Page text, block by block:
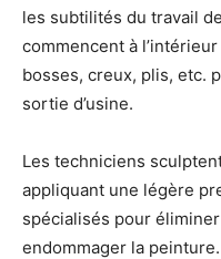
les subtilités du travail
commencent à
bosses, creux, plis, etc.
sortie d’usine.
Les techniciens
appliquant une légère
spécialisés pour
endommager la